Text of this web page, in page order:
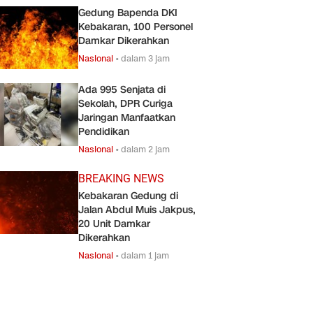
Gedung Bapenda DKI
Kebakaran, 100 Personel
Damkar Dikerahkan
Nasional •dalam 3 jam
Ada 995 Senjata di
Sekolah, DPR Curiga
Jaringan Manfaatkan
Pendidikan
Nasional •dalam 2 jam
BREAKING NEWS
Kebakaran Gedung di
Jalan Abdul Muis Jakpus,
20 Unit Damkar
Dikerahkan
Nasional •dalam 1 jam